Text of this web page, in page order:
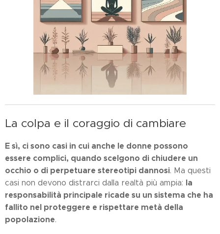
La colpa e il coraggio di cambiare
E sì, ci sono casi in cui anche le donne possono
essere complici, quando scelgono di chiudere un
occhio o di perpetuare stereotipi dannosi. Ma questi
casi non devono distrarci dalla realtà più ampia: la
responsabilità principale ricade su un sistema che ha
fallito nel proteggere e rispettare metà della
popolazione.